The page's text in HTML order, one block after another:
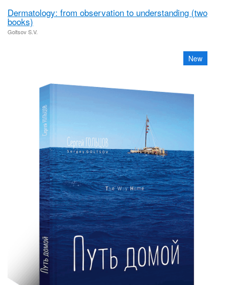
Dermatology: from observation to understanding (two
books)
Goltsov S.V.
New